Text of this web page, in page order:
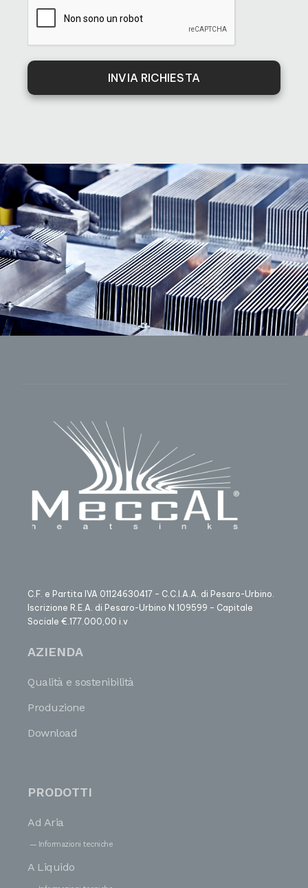
INVIA RICHIESTA
C.F. e Partita IVA 01124630417 – C.C.I.A.A. di Pesaro-Urbino.
Iscrizione R.E.A. di Pesaro-Urbino N.109599 – Capitale
Sociale €.177.000,00 i.v
AZIENDA
Qualità e sostenibilità
Produzione
Download
PRODOTTI
Ad Aria
Informazioni tecniche
A Liquido